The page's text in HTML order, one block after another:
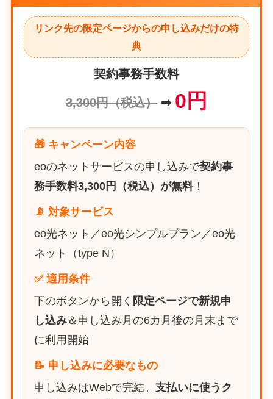
リンク先の限定ページからの申し込みだけの特
典
契約事務手数料
3,300円（税込） ➡ 0円
🎁 キャンペーン内容
eoのネットサービスの申し込みで契約事
務手数料3,300円（税込）が無料！
📡 対象サービス
eo光ネット／eo光シンプルプラン／eo光
ネット（type N）
✅ 適用条件
下のボタンから開く 限定ページで新規申
し込み＆申し込み月の6カ月後の月末まで
に利用開始
📝 申し込みに必要なもの
申し込みはWebで完結。 支払いに使うク